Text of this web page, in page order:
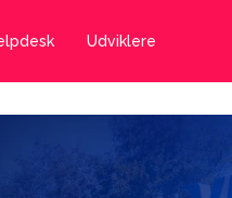
Udviklere